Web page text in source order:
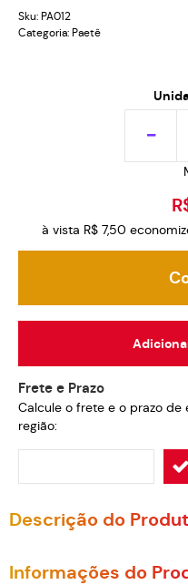
Sku: PA012
Categoria: Paetê
à vista R$ 7,50
Frete e Prazo
Calcule o frete e o prazo
região:
Descrição do
Informações do